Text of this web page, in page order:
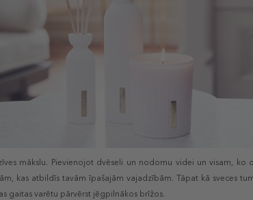
mākslu. Pievienojot dvēseli un nodomu videi un visam,
kas atbildīs tavām īpašajām vajadzībām. Tāpat kā sveces
gaitas varētu pārvērst jēgpilnākos brīžos.